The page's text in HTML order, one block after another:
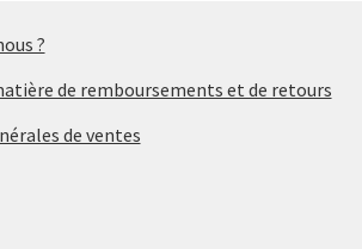
?
de remboursements et de retours
de ventes